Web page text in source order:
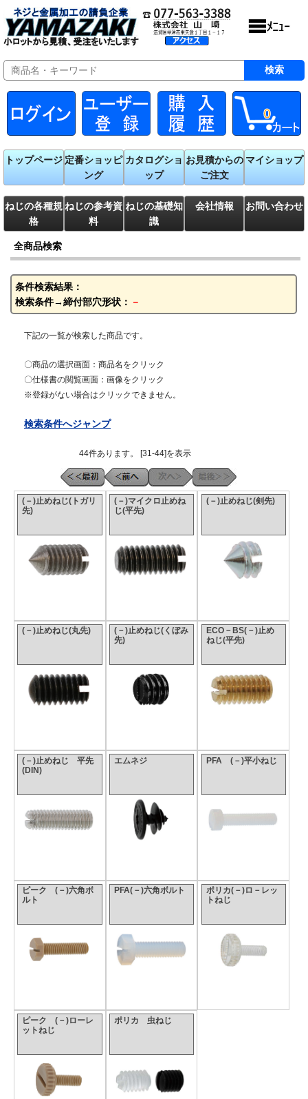
0
トップページ 定番ショッピ
ング
カタログショ
ップ
お見積からの
ご注文
マイショップ
ねじの各種規
格
ねじの参考資
料
ねじの基礎知
識
会社情報 お問い合わせ
全商品検索
条件検索結果：
検索条件→締付部穴形状： －
下記の一覧が検索した商品です。
〇商品の選択画面：商品名をクリック
〇仕様書の閲覧画面：画像をクリック
※登録がない場合はクリックできません。
検索条件へジャンプ
44件あります。 [31-44]を表示
(－)止めねじ(トガリ
先)
(－)マイクロ止めね
じ(平先)
(－)止めねじ(剣先)
(－)止めねじ(丸先)
(－)止めねじ(くぼみ
先)
ECO－BS(－)止め
ねじ(平先)
(－)止めねじ 平先
(DIN)
エムネジ PFA (－)平小ねじ
ピーク (－)六角ボ
ルト
PFA(－)六角ボルト
ポリカ(－)ロ－レッ
トねじ
ピーク (－)ローレ
ットねじ
ポリカ 虫ねじ